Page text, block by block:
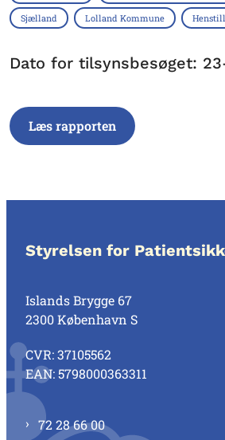
Sjælland Lolland Kommune
Dato for tilsynsbesøget:
Læs rapporten
Styrelsen for
Islands Brygge 67
2300 København S
CVR: 37105562
EAN: 5798000363311
72 28 66 00